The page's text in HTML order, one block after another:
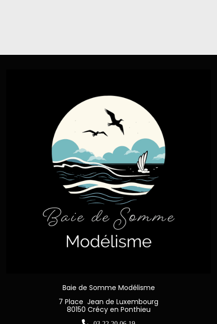
Baie de Somme Modélisme
7 Place Jean de Luxembourg
80150 Crécy en Ponthieu